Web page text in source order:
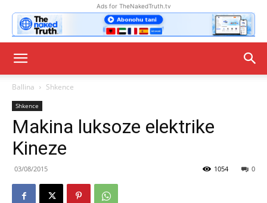
Ads for TheNakedTruth.tv
Ballina Shkence
Shkence
Makina luksoze elektrike
Kineze
03/08/2015 0
1054